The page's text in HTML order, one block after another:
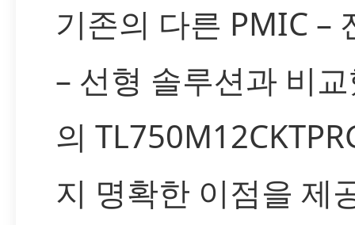
기존의 다른 PMIC –
– 선형 솔루션과 비
의
지 명확한 이점을 제